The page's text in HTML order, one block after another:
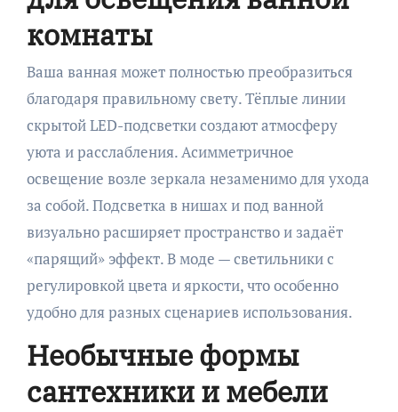
комнаты
Ваша ванная может полностью преобразиться
благодаря правильному свету. Тёплые линии
скрытой LED-подсветки создают атмосферу
уюта и расслабления. Асимметричное
освещение возле зеркала незаменимо для ухода
за собой. Подсветка в нишах и под ванной
визуально расширяет пространство и задаёт
«парящий» эффект. В моде — светильники с
регулировкой цвета и яркости, что особенно
удобно для разных сценариев использования.
Необычные формы
сантехники и мебели